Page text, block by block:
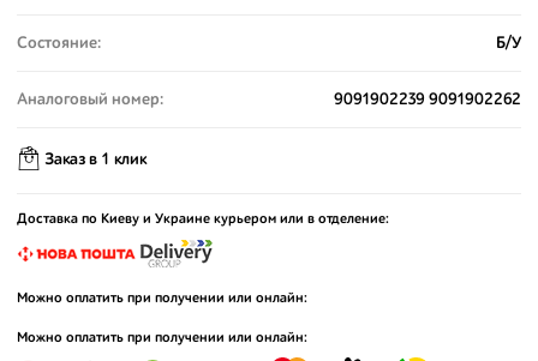
Состояние: Б/У
Аналоговый номер: 9091902239 9091902262
Заказ в 1 клик
Доставка по Киеву и Украине курьером или в отделение:
Можно оплатить при получении или онлайн:
Можно оплатить при получении или онлайн: